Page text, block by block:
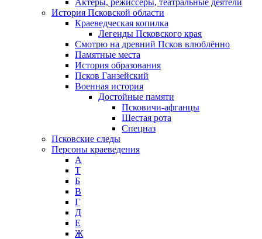
История Псковской области
Краеведческая копилка
Легенды Псковского края
Смотрю на древний Псков влюблённо
Памятные места
История образования
Псков Ганзейский
Военная история
Достойные памяти
Псковичи-афганцы
Шестая рота
Спецназ
Псковские следы
Персоны краеведения
А
T
Б
В
Г
Д
Е
Ж